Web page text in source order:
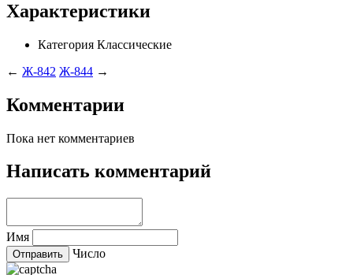
Характеристики
Категория Классические
← Ж-842 Ж-844 →
Комментарии
Пока нет комментариев
Написать комментарий
Имя
Число